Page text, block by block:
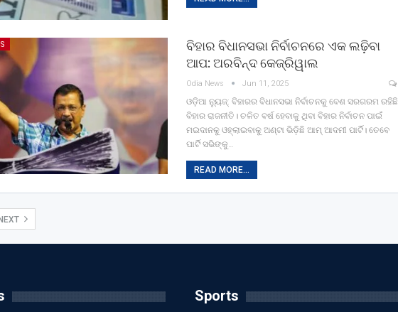
ବିହାର ବିଧାନସଭା ନିର୍ବାଚନରେ ଏକ ଲଢ଼ିବା
ଆପ: ଅରବିନ୍ଦ କେଜ୍ରିୱାଲ
Odia News Jun 11, 2025
ଓଡ଼ିଆ ନ୍ୟୁଜ୍: ବିହାରର ବିଧାନସଭା ନିର୍ବାଚନକୁ ବେଶ ସରଗରମ ରହିଛି
ବିହାର ରାଜନୀତି। ଚଳିତ ବର୍ଷ ହେବାକୁ ଥିବା ବିହାର ନିର୍ବାଚନ ପାଇଁ
ମଇଦାନକୁ ଓହ୍ଲାଇବାକୁ ଅଣ୍ଟା ଭିଡ଼ିଛି ଆମ୍ ଆଦମୀ ପାର୍ଟି। ତେବେ
ପାର୍ଟି ସଭିଙ୍କୁ…
READ MORE...
Sports